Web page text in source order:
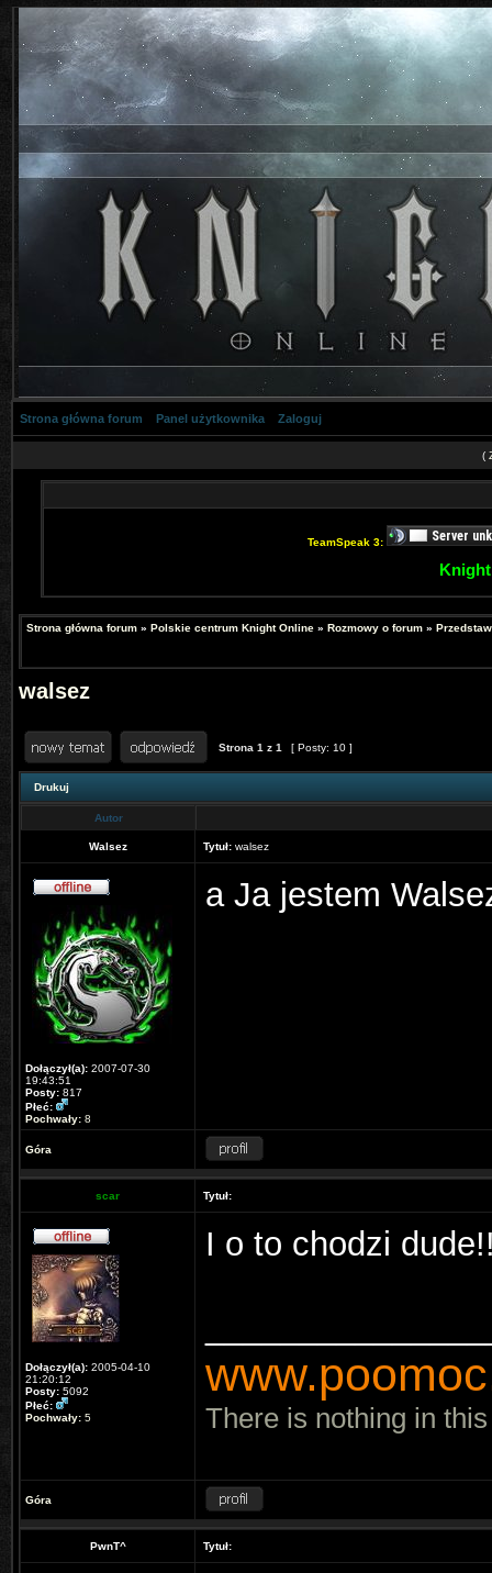
Strona główna forum Panel użytkownika Zaloguj
(
TeamSpeak 3:
Strona główna forum » Polskie centrum Knight Online » Rozmowy o forum »
walsez
Strona 1 z 1 [ Posty: 10 ]
Drukuj
Autor
Walsez Tytuł: walsez
Dołączył(a): 2007-07-30
19:43:51
Posty: 817
Płeć:
Pochwały: 8
a Ja jestem
Góra
scar Tytuł:
Dołączył(a): 2005-04-10
21:20:12
Posty: 5092
Płeć:
Pochwały: 5
I o to chodzi
There is nothing in
Góra
PwnT^ Tytuł: